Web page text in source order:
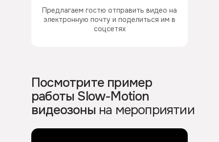
Предлагаем гостю отправить видео на
электронную почту и поделиться им в
соцсетях
Посмотрите пример
работы Slow-Motion
видеозоны на мероприятии